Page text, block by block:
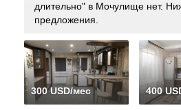
длительно" в Мочулище нет.
предложения.
300 USD/мес 400